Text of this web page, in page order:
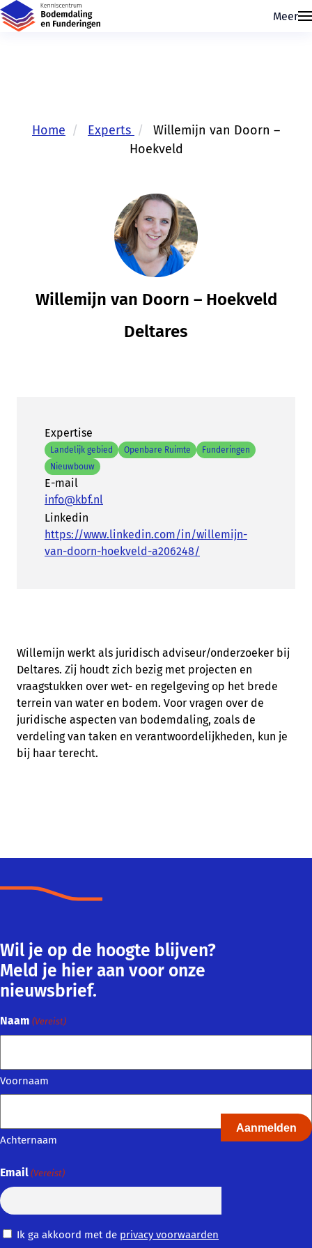
Meer
Home Experts
Willemijn van Doorn –
Hoekveld
Willemijn van Doorn – Hoekveld
Deltares
Expertise
Landelijk gebied Openbare Ruimte
Funderingen
Nieuwbouw
E-mail
info@kbf.nl
Linkedin
https://www.linkedin.com/in/willemijn-
van-doorn-hoekveld-a206248/
Willemijn werkt als juridisch adviseur/onderzoeker bij
Deltares. Zij houdt zich bezig met projecten en
vraagstukken over wet- en regelgeving op het brede
terrein van water en bodem. Voor vragen over de
juridische aspecten van bodemdaling, zoals de
verdeling van taken en verantwoordelijkheden, kun je
bij haar terecht.
Wil je op de hoogte blijven?
Meld je hier aan voor onze
nieuwsbrief.
Naam (Vereist)
Voornaam
Achternaam
Email (Vereist)
PrivacyIk ga akkoord met de privacy voorwaarden